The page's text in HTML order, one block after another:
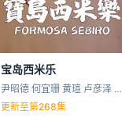
宝岛西米乐
尹昭德 何宜珊 黄瑄 卢彦泽 …
更新至第268集